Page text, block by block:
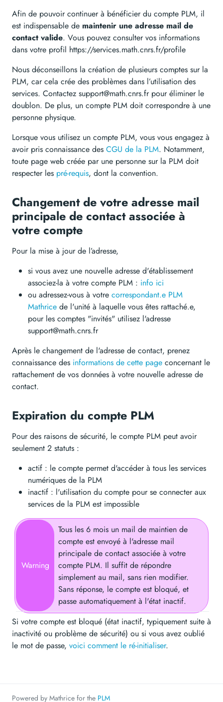
Afin de pouvoir continuer à bénéficier du compte PLM, il
est indispensable de maintenir une adresse mail de
contact valide. Vous pouvez consulter vos informations
dans votre profil https://services.math.cnrs.fr/profile
Nous déconseillons la création de plusieurs comptes sur la
PLM, car cela crée des problèmes dans l’utilisation des
services. Contactez support@math.cnrs.fr pour éliminer le
doublon. De plus, un compte PLM doit correspondre à une
personne physique.
Lorsque vous utilisez un compte PLM, vous vous engagez à
avoir pris connaissance des CGU de la PLM. Notamment,
toute page web créée par une personne sur la PLM doit
respecter les pré-requis, dont la convention.
Changement de votre adresse mail
principale de contact associée à
votre compte
Pour la mise à jour de l’adresse,
si vous avez une nouvelle adresse d'établissement
associez-la à votre compte PLM : info ici
ou adressez-vous à votre correspondant.e PLM
Mathrice de l'unité à laquelle vous êtes rattaché.e,
pour les comptes "invités" utilisez l'adresse
support@math.cnrs.fr
Après le changement de l'adresse de contact, prenez
connaissance des informations de cette page concernant le
rattachement de vos données à votre nouvelle adresse de
contact.
Expiration du compte PLM
Pour des raisons de sécurité, le compte PLM peut avoir
seulement 2 statuts :
actif : le compte permet d'accéder à tous les services
numériques de la PLM
inactif : l'utilisation du compte pour se connecter aux
services de la PLM est impossible
Tous les 6 mois un mail de maintien de
compte est envoyé à l'adresse mail
principale de contact associée à votre
compte PLM. Il suffit de répondre
simplement au mail, sans rien modifier.
Sans réponse, le compte est bloqué, et
passe automatiquement à l'état inactif.
Si votre compte est bloqué (état inactif, typiquement suite à
inactivité ou problème de sécurité) ou si vous avez oublié
le mot de passe, voici comment le ré-initialiser.
Powered by Mathrice for the PLM